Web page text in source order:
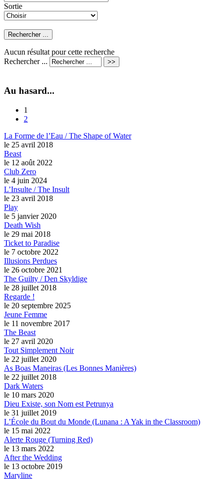
Sortie
Aucun résultat pour cette recherche
Rechercher ...
Au hasard...
1
2
La Forme de l’Eau / The Shape of Water
le 25 avril 2018
Beast
le 12 août 2022
Club Zero
le 4 juin 2024
L’Insulte / The Insult
le 23 avril 2018
Play
le 5 janvier 2020
Death Wish
le 29 mai 2018
Ticket to Paradise
le 7 octobre 2022
Illusions Perdues
le 26 octobre 2021
The Guilty / Den Skyldige
le 28 juillet 2018
Regarde !
le 20 septembre 2025
Jeune Femme
le 11 novembre 2017
The Beast
le 27 avril 2020
Tout Simplement Noir
le 22 juillet 2020
As Boas Maneiras (Les Bonnes Manières)
le 22 juillet 2018
Dark Waters
le 10 mars 2020
Dieu Existe, son Nom est Petrunya
le 31 juillet 2019
L’École du Bout du Monde (Lunana : A Yak in the Classroom)
le 15 mai 2022
Alerte Rouge (Turning Red)
le 13 mars 2022
After the Wedding
le 13 octobre 2019
Maryline